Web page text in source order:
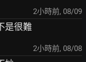
2小時前, 08/09
是很難
2小時前, 08/08